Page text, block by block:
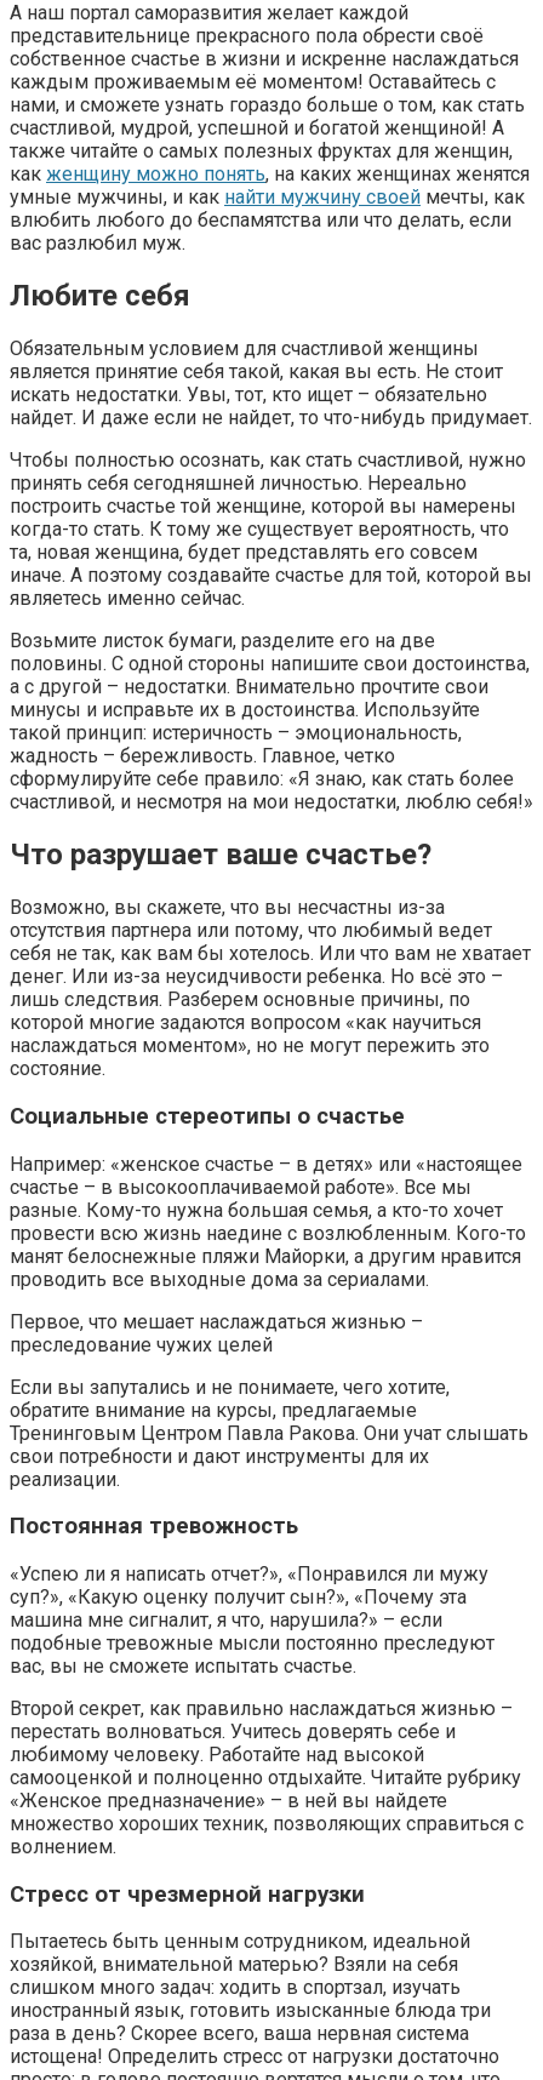
А наш портал саморазвития желает каждой
представительнице прекрасного пола обрести своё
собственное счастье в жизни и искренне наслаждаться
каждым проживаемым её моментом! Оставайтесь с
нами, и сможете узнать гораздо больше о том, как стать
счастливой, мудрой, успешной и богатой женщиной! А
также читайте о самых полезных фруктах для женщин,
как женщину можно понять, на каких женщинах женятся
умные мужчины, и как найти мужчину своей мечты, как
влюбить любого до беспамятства или что делать, если
вас разлюбил муж.
Любите себя
Обязательным условием для счастливой женщины
является принятие себя такой, какая вы есть. Не стоит
искать недостатки. Увы, тот, кто ищет – обязательно
найдет. И даже если не найдет, то что-нибудь придумает.
Чтобы полностью осознать, как стать счастливой, нужно
принять себя сегодняшней личностью. Нереально
построить счастье той женщине, которой вы намерены
когда-то стать. К тому же существует вероятность, что
та, новая женщина, будет представлять его совсем
иначе. А поэтому создавайте счастье для той, которой вы
являетесь именно сейчас.
Возьмите листок бумаги, разделите его на две
половины. С одной стороны напишите свои достоинства,
а с другой – недостатки. Внимательно прочтите свои
минусы и исправьте их в достоинства. Используйте
такой принцип: истеричность – эмоциональность,
жадность – бережливость. Главное, четко
сформулируйте себе правило: «Я знаю, как стать более
счастливой, и несмотря на мои недостатки, люблю себя!»
Что разрушает ваше счастье?
Возможно, вы скажете, что вы несчастны из-за
отсутствия партнера или потому, что любимый ведет
себя не так, как вам бы хотелось. Или что вам не хватает
денег. Или из-за неусидчивости ребенка. Но всё это –
лишь следствия. Разберем основные причины, по
которой многие задаются вопросом «как научиться
наслаждаться моментом», но не могут пережить это
состояние.
Социальные стереотипы о счастье
Например: «женское счастье – в детях» или «настоящее
счастье – в высокооплачиваемой работе». Все мы
разные. Кому-то нужна большая семья, а кто-то хочет
провести всю жизнь наедине с возлюбленным. Кого-то
манят белоснежные пляжи Майорки, а другим нравится
проводить все выходные дома за сериалами.
Первое, что мешает наслаждаться жизнью –
преследование чужих целей
Если вы запутались и не понимаете, чего хотите,
обратите внимание на курсы, предлагаемые
Тренинговым Центром Павла Ракова. Они учат слышать
свои потребности и дают инструменты для их
реализации.
Постоянная тревожность
«Успею ли я написать отчет?», «Понравился ли мужу
суп?», «Какую оценку получит сын?», «Почему эта
машина мне сигналит, я что, нарушила?» – если
подобные тревожные мысли постоянно преследуют
вас, вы не сможете испытать счастье.
Второй секрет, как правильно наслаждаться жизнью –
перестать волноваться. Учитесь доверять себе и
любимому человеку. Работайте над высокой
самооценкой и полноценно отдыхайте. Читайте рубрику
«Женское предназначение» – в ней вы найдете
множество хороших техник, позволяющих справиться с
волнением.
Стресс от чрезмерной нагрузки
Пытаетесь быть ценным сотрудником, идеальной
хозяйкой, внимательной матерью? Взяли на себя
слишком много задач: ходить в спортзал, изучать
иностранный язык, готовить изысканные блюда три
раза в день? Скорее всего, ваша нервная система
истощена! Определить стресс от нагрузки достаточно